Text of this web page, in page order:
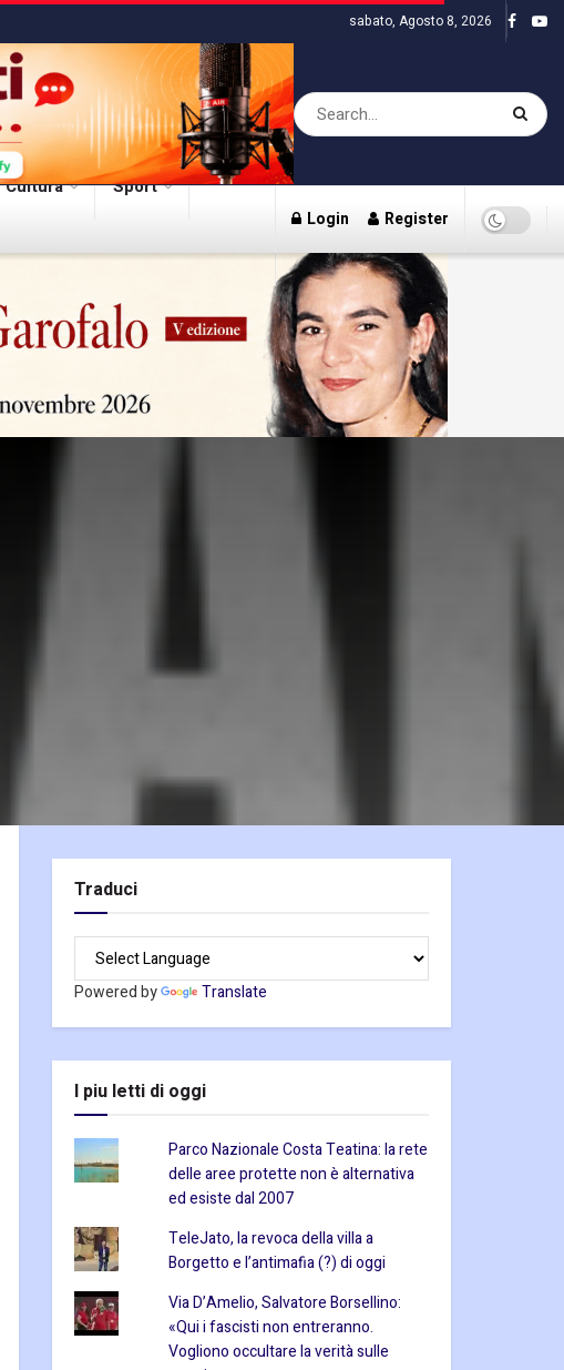
sabato, Agosto 8, 2026
Cultura Sport
Login Register
Traduci
Powered by Translate
I piu letti di oggi
Parco Nazionale Costa Teatina: la rete
delle aree protette non è alternativa
ed esiste dal 2007
TeleJato, la revoca della villa a
Borgetto e l’antimafia (?) di oggi
Via D’Amelio, Salvatore Borsellino:
«Qui i fascisti non entreranno.
Vogliono occultare la verità sulle